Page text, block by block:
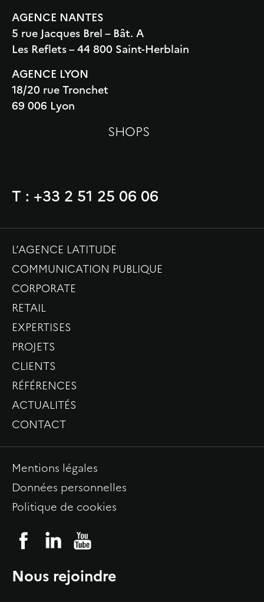
AGENCE NANTES
5 rue Jacques Brel – Bât. A
Les Reflets – 44 800 Saint-Herblain
AGENCE LYON
18/20 rue Tronchet
69 006 Lyon
SHOPS
T : +33 2 51 25 06 06
L’AGENCE LATITUDE
COMMUNICATION PUBLIQUE
CORPORATE
RETAIL
EXPERTISES
PROJETS
CLIENTS
RÉFÉRENCES
ACTUALITÉS
CONTACT
Mentions légales
Données personnelles
Politique de cookies
Nous rejoindre